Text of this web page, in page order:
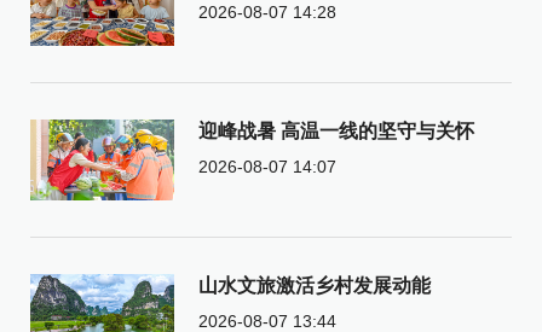
2026-08-07 14:28
迎峰战暑 高温一线的坚守与关怀
2026-08-07 14:07
山水文旅激活乡村发展动能
2026-08-07 13:44